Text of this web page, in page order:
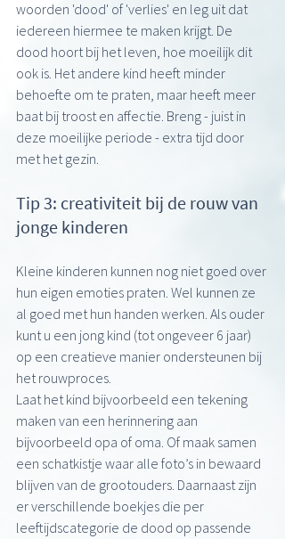
woorden 'dood' of 'verlies' en leg uit dat
iedereen hiermee te maken krijgt. De
dood hoort bij het leven, hoe moeilijk dit
ook is. Het andere kind heeft minder
behoefte om te praten, maar heeft meer
baat bij troost en affectie. Breng - juist in
deze moeilijke periode - extra tijd door
met het gezin.
Tip 3: creativiteit bij de rouw van
jonge kinderen
Kleine kinderen kunnen nog niet goed over
hun eigen emoties praten. Wel kunnen ze
al goed met hun handen werken. Als ouder
kunt u een jong kind (tot ongeveer 6 jaar)
op een creatieve manier ondersteunen bij
het rouwproces.
Laat het kind bijvoorbeeld een tekening
maken van een herinnering aan
bijvoorbeeld opa of oma. Of maak samen
een schatkistje waar alle foto’s in bewaard
blijven van de grootouders. Daarnaast zijn
er verschillende boekjes die per
leeftijdscategorie de dood op passende